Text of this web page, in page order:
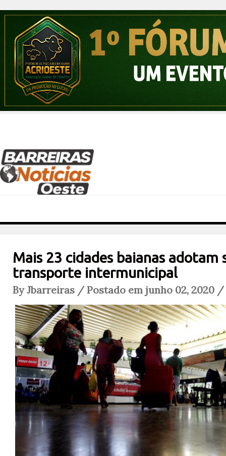
Mais 23 cidades baianas adotam
transporte intermunicipal
By Jbarreiras / Postado em junho 02, 2020